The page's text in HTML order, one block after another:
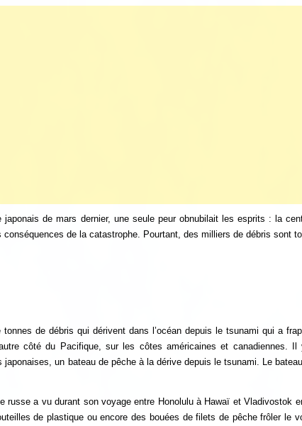
E
japonais de mars dernier, une seule peur obnubilait les esprits : la
conséquences de la catastrophe. Pourtant, des milliers de débris sont
de débris qui dérivent dans l’océan depuis le tsunami qui a
côté du Pacifique, sur les côtes américaines et
un bateau de pêche à la dérive depuis le tsunami. Le
russe a vu durant son voyage entre Honolulu à Hawaï et Vladivostok
de plastique ou encore des bouées de filets de pêche frôler le